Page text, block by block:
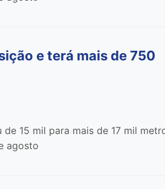
e terá mais de 750
15 mil para mais de 17 mil
agosto